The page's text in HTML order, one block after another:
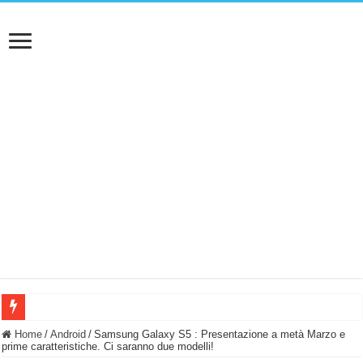
BASTA FATICARE! Questo robot tagliaerba lo appoggi e fa tutto lui! (Senza
Home / Android / Samsung Galaxy S5 : Presentazione a metà Marzo e
prime caratteristiche. Ci saranno due modelli!